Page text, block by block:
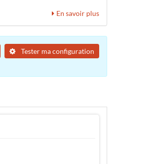
En savoir plus
Tester ma configuration